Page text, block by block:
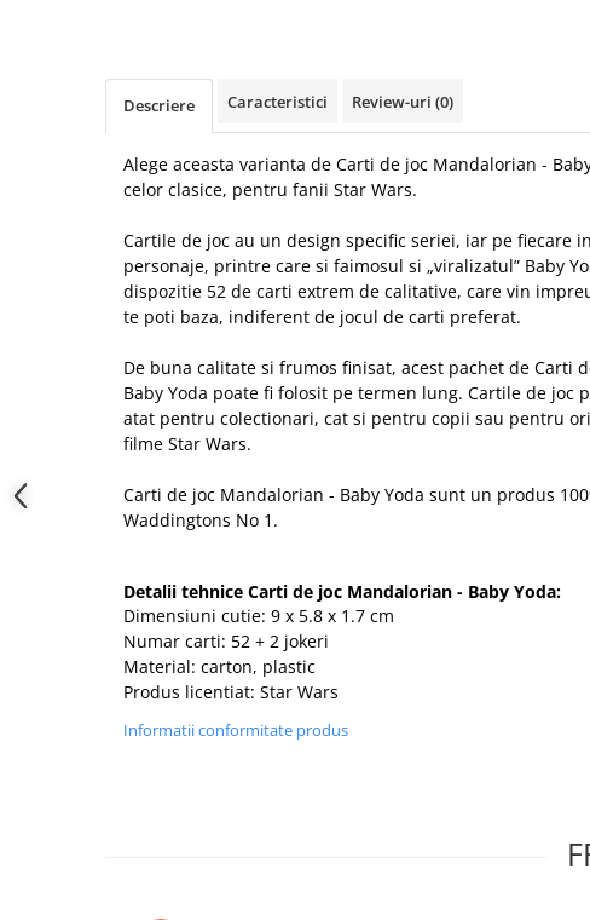
Descriere Caracteristici Review-uri (0)
Alege aceasta varianta de Carti de joc Mandalorian -
celor clasice, pentru fanii Star Wars.
Cartile de joc au un design specific seriei, iar pe fiecare
personaje, printre care si faimosul si „viralizatul” Baby
dispozitie 52 de carti extrem de calitative, care vin
te poti baza, indiferent de jocul de carti preferat.
De buna calitate si frumos finisat, acest pachet de Carti
Baby Yoda poate fi folosit pe termen lung. Cartile de joc
atat pentru colectionari, cat si pentru copii sau pentru
filme Star Wars.
Carti de joc Mandalorian - Baby Yoda sunt un produs
Waddingtons No 1.
Detalii tehnice Carti de joc Mandalorian - Baby Yoda:
Dimensiuni cutie: 9 x 5.8 x 1.7 cm
Numar carti: 52 + 2 jokeri
Material: carton, plastic
Produs licentiat: Star Wars
Informatii conformitate produs